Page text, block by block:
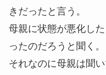
きだったと言う。
母親に状態が悪化し
ったのだろうと聞く。
それなのに母親は聞